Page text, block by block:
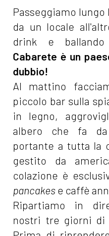
Passeggiamo
da un locale
drink e ballando
Cabarete è un
dubbio!
Al mattino
piccolo bar sulla
in legno,
albero che fa
portante a tutta la
gestito da
colazione è
pancakes e caffè
Ripartiamo in
nostri tre giorni di